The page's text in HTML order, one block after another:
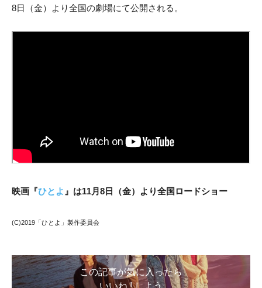
8日（金）より全国の劇場にて公開される。
映画『ひとよ 』は11月8日（金）より全国ロードショー
(C)2019「ひとよ」製作委員会
この記事が気に入ったら
いいね ! しよう